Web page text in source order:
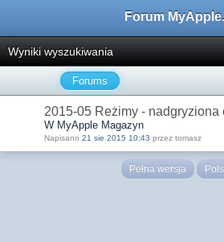
Forum
Wyniki wyszukiwania
Forums
2015-05 Reżimy - nadgryziona
W MyApple Magazyn
Napisano 21 sie 2015 10:43 przez tomasz
Pełna wersja